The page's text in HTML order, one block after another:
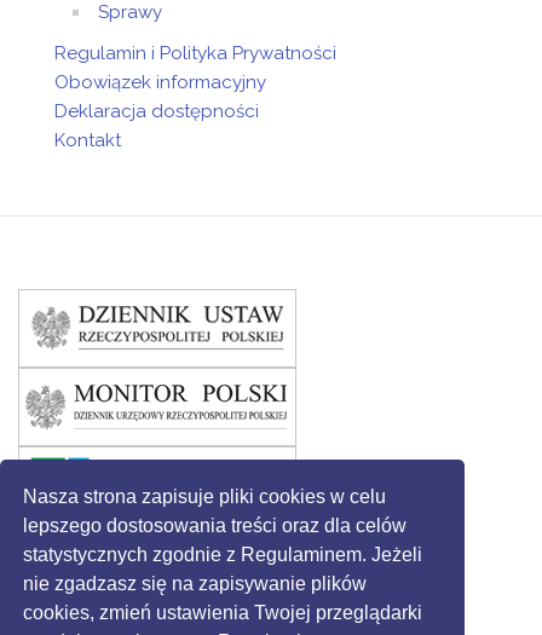
Nasza strona zapisuje pliki cookies w celu
lepszego dostosowania treści oraz dla celów
statystycznych zgodnie z Regulaminem. Jeżeli
nie zgadzasz się na zapisywanie plików
cookies, zmień ustawienia Twojej przeglądarki
Sprawy
Regulamin i Polityka Prywatności
Obowiązek informacyjny
Deklaracja dostępności
Kontakt